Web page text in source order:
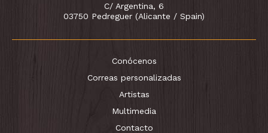
C/ Argentina, 6
03750 Pedreguer (Alicante / Spain)
Conócenos
Correas personalizadas
Artistas
Multimedia
Contacto